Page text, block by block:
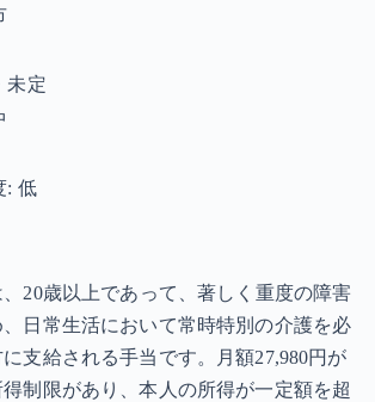
未定
: 低
20歳以上であって、著しく重度の障害
日常生活において常時特別の介護を必
支給される手当です。月額27,980円が
制限があり、本人の所得が一定額を超